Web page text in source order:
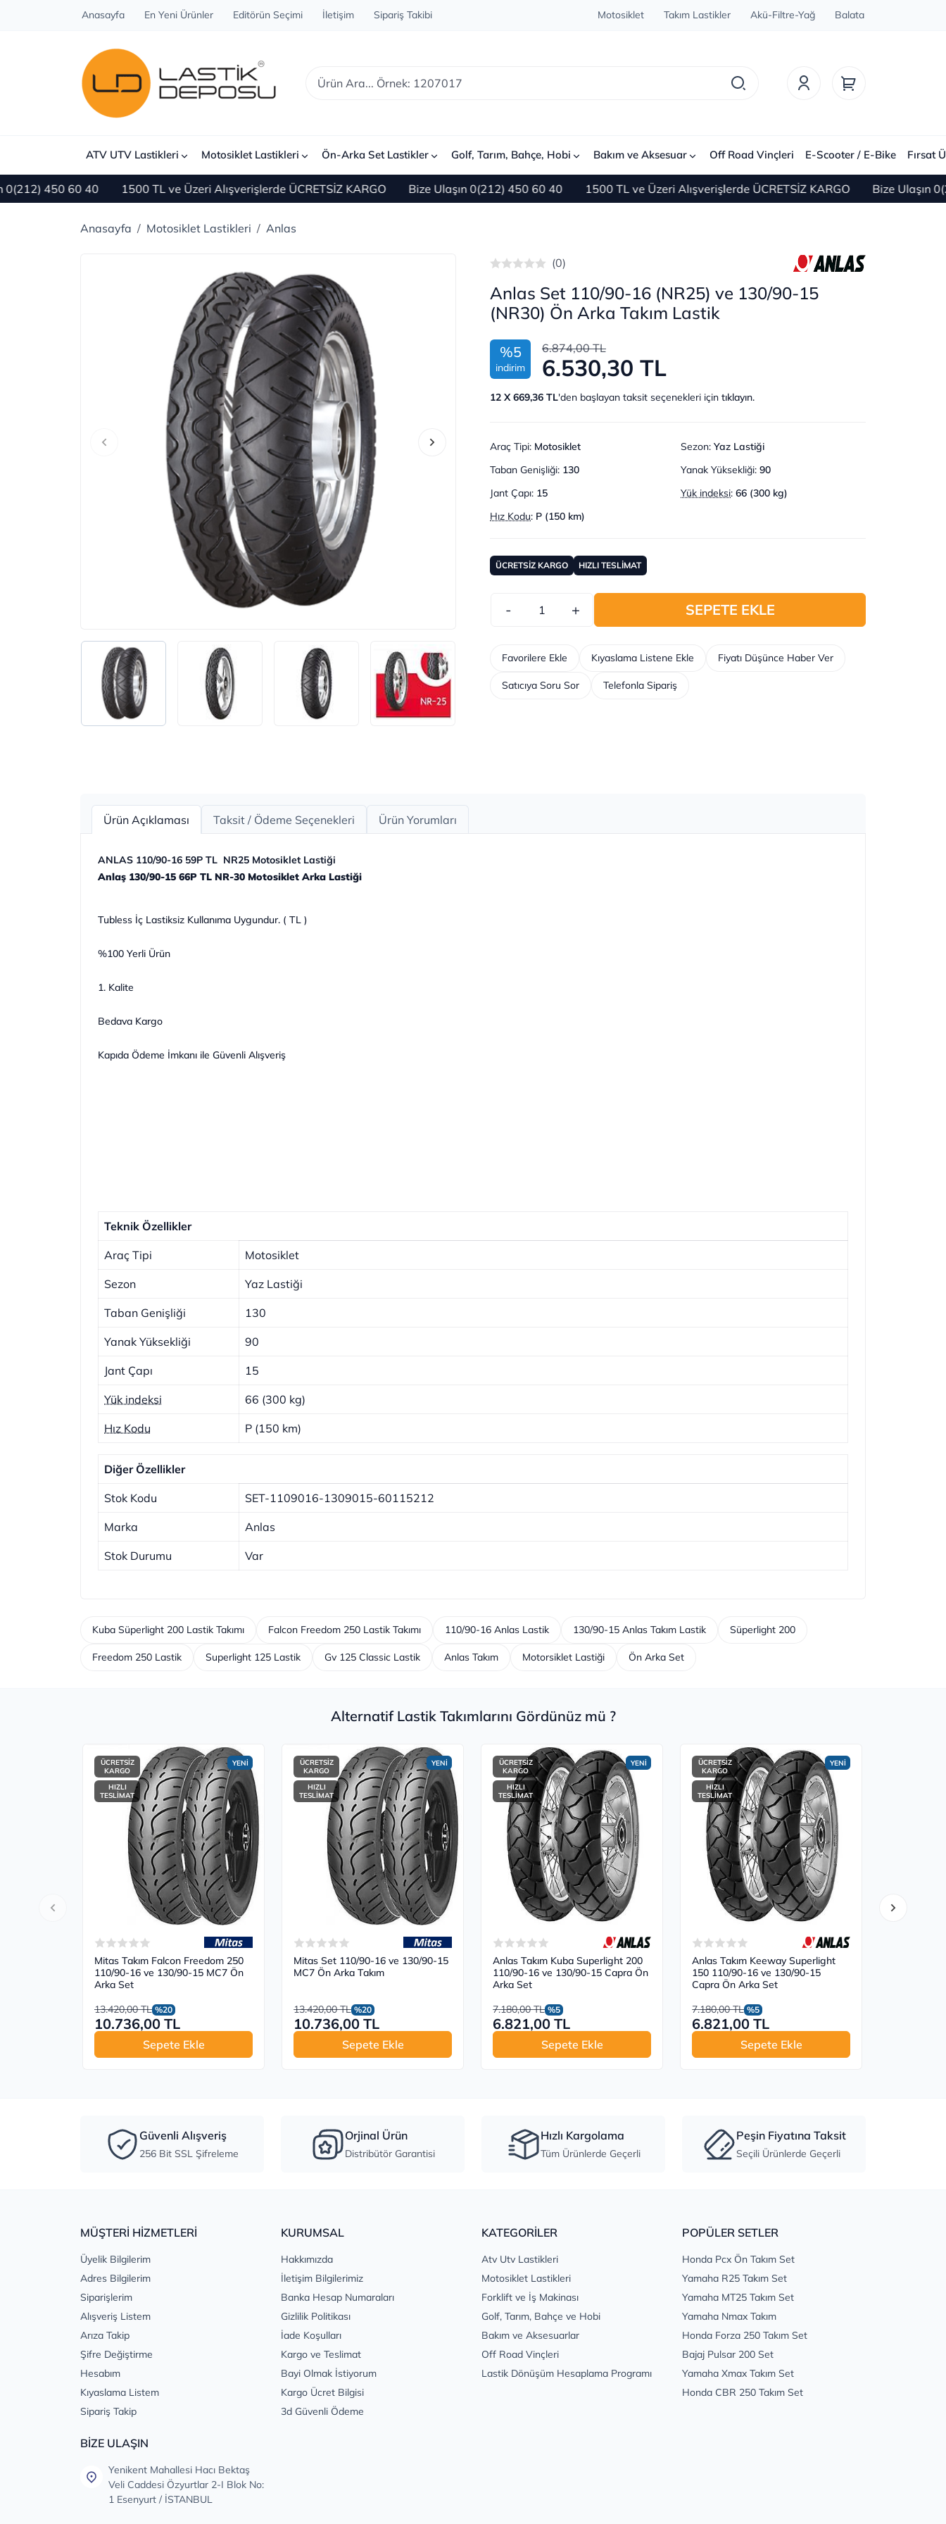
Anasayfa En Yeni Ürünler Editörün Seçimi İletişim Sipariş Takibi Motosiklet Takım Lastikler Akü-Filtre-Yağ Balata
ATV UTV Lastikleri Motosiklet Lastikleri Ön-Arka Set Lastikler Golf, Tarım, Bahçe, Hobi Bakım ve Aksesuar Off Road Vinçleri E-Scooter / E-Bike Fırsat
450 60 40 1500 TL ve Üzeri Alışverişlerde ÜCRETSİZ KARGO Bize Ulaşın 0(212) 450 60 40 1500 TL ve Üzeri Alışverişlerde ÜCRETSİZ KARGO Bize Ulaşın 0(212)
Anasayfa Motosiklet Lastikleri Anlas
(0)
Anlas Set 110/90-16 (NR25) ve 130/90-15
(NR30) Ön Arka Takım Lastik
%5
indirim
6.874,00 TL
6.530,30 TL
12 X 669,36 TL'den başlayan taksit seçenekleri için tıklayın.
Araç Tipi: Motosiklet Sezon: Yaz Lastiği
Taban Genişliği: 130 Yanak Yüksekliği: 90
Jant Çapı: 15 Yük indeksi: 66 (300 kg)
Hız Kodu: P (150 km)
ÜCRETSİZ KARGO HIZLI TESLİMAT
- + SEPETE EKLE
Telefonla Sipariş
Kıyaslama Listene Ekle
Favorilere Ekle Fiyatı Düşünce Haber Ver
Satıcıya Soru Sor
Ürün Açıklaması Taksit / Ödeme Seçenekleri Ürün Yorumları
ANLAS 110/90-16 59P TL NR25 Motosiklet Lastiği
Anlaş 130/90-15 66P TL NR-30 Motosiklet Arka Lastiği
Tubless İç Lastiksiz Kullanıma Uygundur. ( TL )
%100 Yerli Ürün
1. Kalite
Bedava Kargo
Kapıda Ödeme İmkanı ile Güvenli Alışveriş
Teknik Özellikler
Araç Tipi Motosiklet
Sezon Yaz Lastiği
Taban Genişliği 130
Yanak Yüksekliği 90
Jant Çapı 15
Yük indeksi 66 (300 kg)
Hız Kodu P (150 km)
Diğer Özellikler
Stok Kodu SET-1109016-1309015-60115212
Marka Anlas
Stok Durumu Var
Kuba Süperlight 200 Lastik Takımı Falcon Freedom 250 Lastik Takımı 110/90-16 Anlas Lastik 130/90-15 Anlas Takım Lastik Süperlight 200
Freedom 250 Lastik Superlight 125 Lastik Gv 125 Classic Lastik Anlas Takım Motorsiklet Lastiği Ön Arka Set
Alternatif Lastik Takımlarını Gördünüz mü ?
YENİ
ÜCRETSİZ
KARGO
HIZLI
TESLİMAT
Mitas Takım Falcon Freedom 250
110/90-16 ve 130/90-15 MC7 Ön
Arka Set
13.420,00 TL %20
10.736,00 TL
Sepete Ekle
YENİ
ÜCRETSİZ
KARGO
HIZLI
TESLİMAT
Mitas Set 110/90-16 ve 130/90-15
MC7 Ön Arka Takım
13.420,00 TL %20
10.736,00 TL
Sepete Ekle
YENİ
ÜCRETSİZ
KARGO
HIZLI
TESLİMAT
Anlas Takım Kuba Superlight 200
110/90-16 ve 130/90-15 Capra Ön
Arka Set
7.180,00 TL %5
6.821,00 TL
Sepete Ekle
YENİ
ÜCRETSİZ
KARGO
HIZLI
TESLİMAT
Anlas Takım Keeway Superlight
150 110/90-16 ve 130/90-15
Capra Ön Arka Set
7.180,00 TL %5
6.821,00 TL
Sepete Ekle
Güvenli Alışveriş
256 Bit SSL Şifreleme
Orjinal Ürün
Distribütör Garantisi
Hızlı Kargolama
Tüm Ürünlerde Geçerli
Peşin Fiyatına Taksit
Seçili Ürünlerde Geçerli
MÜŞTERİ HİZMETLERİ
Üyelik Bilgilerim
Adres Bilgilerim
Siparişlerim
Alışveriş Listem
Arıza Takip
Şifre Değiştirme
Hesabım
Kıyaslama Listem
Sipariş Takip
KURUMSAL
Hakkımızda
İletişim Bilgilerimiz
Banka Hesap Numaraları
Gizlilik Politikası
İade Koşulları
Kargo ve Teslimat
Bayi Olmak İstiyorum
Kargo Ücret Bilgisi
3d Güvenli Ödeme
KATEGORİLER
Atv Utv Lastikleri
Motosiklet Lastikleri
Forklift ve İş Makinası
Golf, Tarım, Bahçe ve Hobi
Bakım ve Aksesuarlar
Off Road Vinçleri
Lastik Dönüşüm Hesaplama Programı
POPÜLER SETLER
Honda Pcx Ön Takım Set
Yamaha R25 Takım Set
Yamaha MT25 Takım Set
Yamaha Nmax Takım
Honda Forza 250 Takım Set
Bajaj Pulsar 200 Set
Yamaha Xmax Takım Set
Honda CBR 250 Takım Set
BİZE ULAŞIN
Yenikent Mahallesi Hacı Bektaş
Veli Caddesi Özyurtlar 2-I Blok No:
1 Esenyurt / İSTANBUL